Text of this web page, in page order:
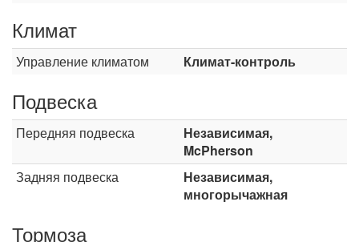
Климат
Управление климатом Климат-контроль
Подвеска
Передняя подвеска
Независимая,
McPherson
Задняя подвеска
Независимая,
многорычажная
Тормоза